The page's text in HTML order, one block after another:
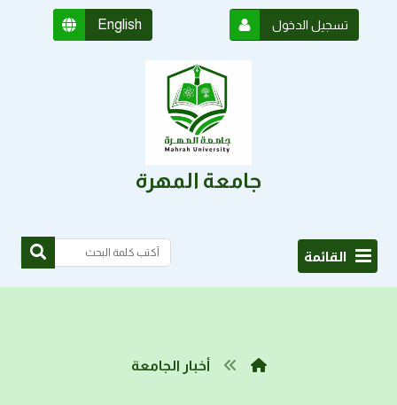
English تسجيل الدخول
جامعة المهرة
القائمة
أخبار الجامعة